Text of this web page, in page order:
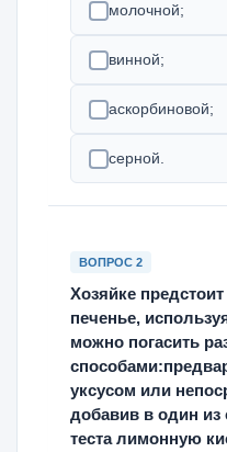
молочной;
винной;
аскорбиновой;
серной.
ВОПРОС 2
Хозяйке
печенье,
можно погасить
уксусом или
добавив в один из
теста лимонную